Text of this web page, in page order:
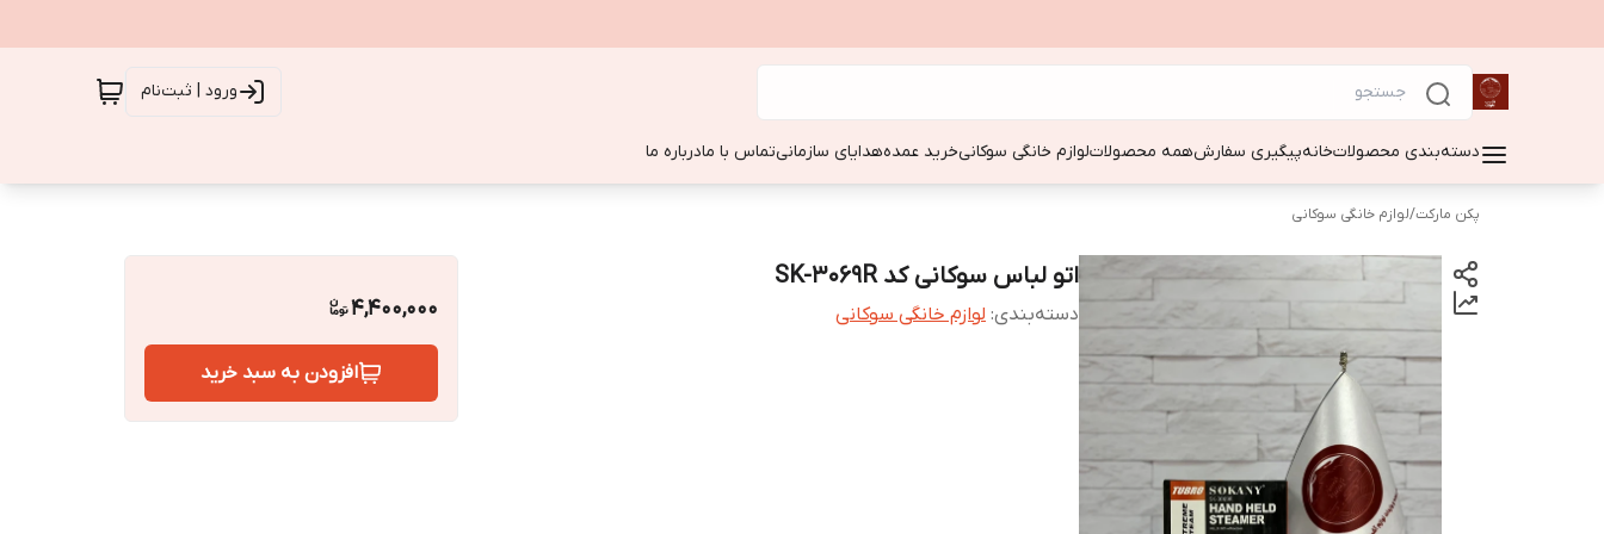
ورود | ثبت‌نام
دسته‌بندی محصولاتخانهپیگیری سفارشهمه محصولاتلوازم خانگی سوکانیخرید عمدههدایای سازمانیتماس با مادرباره ما
پکن مارکت/لوازم خانگی سوکانی
اتو لباس سوکانی کد SK-3069R
دسته‌بندی: لوازم خانگی سوکانی 4,400,000
افزودن به سبد خرید